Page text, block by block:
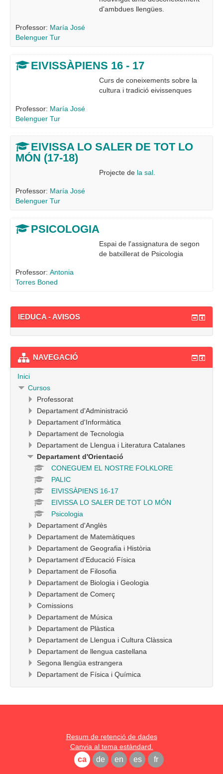
d'ambdues llengües.
Professor: María José
Belenguer Tur
EIVISSÀPIENS 16 - 17
Curs de coneixements sobre la
cultura i tradició eivissenques
Professor: María José
Belenguer Tur
EIVISSA LO SALER DE TOT LO
MÓN (17-18)
Projecte de la sal.
Professor: María José
Belenguer Tur
PSICOLOGIA
Espai de l'assignatura de segon
de batxillerat de Psicologia
Professor: Antonia
Torres Boned
IEDUCA - AVISOS
NAVEGACIÓ
Inici
Cursos
Professorat
Departament d'Administració
Departament d'Informàtica
Departament de Tecnologia
Departament de Llengua i Literatura Catalanes
Departament d'Orientació
CONEGUEM EL NOSTRE FOLKLORE
PALIC
EIVISSÀPIENS 16-17
EIVISSA LO SALER DE TOT LO MÓN
Psicologia
Departament d'Anglès
Departament de Matemàtiques
Departament de Geografia i Història
Departament d'Educació Física
Departament de Filosofia
Departament de Biologia i Geologia
Departament de Comerç
Comissions
Departament de Música
Departament de Plàstica
Departament de Llengua i Cultura Clàssica
Departament de llengua castellana
Segona llengüa estrangera
Departament de Física i Química
Resum de retenció de dades
Canvia al tema estàndard.
ca de en es fr